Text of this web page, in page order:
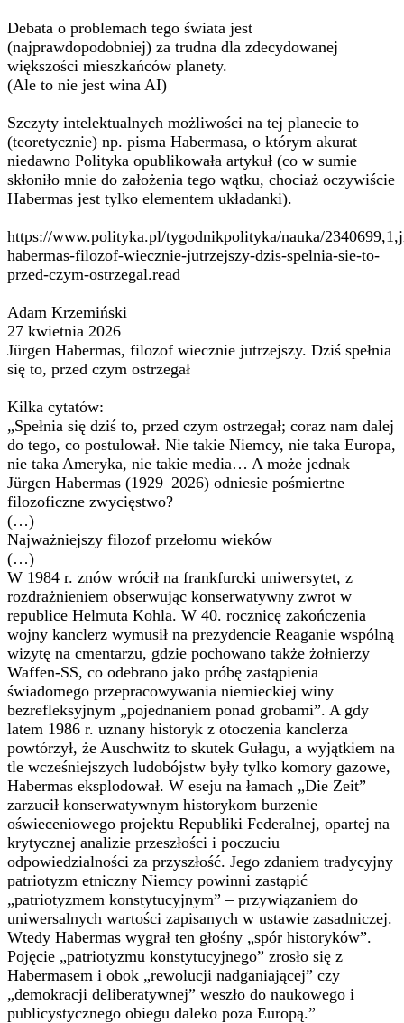
Debata o problemach tego świata jest
(najprawdopodobniej) za trudna dla zdecydowanej
większości mieszkańców planety.
(Ale to nie jest wina AI)
Szczyty intelektualnych możliwości na tej planecie to
(teoretycznie) np. pisma Habermasa, o którym akurat
niedawno Polityka opublikowała artykuł (co w sumie
skłoniło mnie do założenia tego wątku, chociaż oczywiście
Habermas jest tylko elementem układanki).
https://www.polityka.pl/tygodnikpolityka/nauka/
habermas-filozof-wiecznie-jutrzejszy-dzis-spelnia-sie-to-
przed-czym-ostrzegal.read
Adam Krzemiński
27 kwietnia 2026
Jürgen Habermas, filozof wiecznie jutrzejszy. Dziś spełnia
się to, przed czym ostrzegał
Kilka cytatów:
„Spełnia się dziś to, przed czym ostrzegał; coraz nam dalej
do tego, co postulował. Nie takie Niemcy, nie taka Europa,
nie taka Ameryka, nie takie media… A może jednak
Jürgen Habermas (1929–2026) odniesie pośmiertne
filozoficzne zwycięstwo?
(…)
Najważniejszy filozof przełomu wieków
(…)
W 1984 r. znów wrócił na frankfurcki uniwersytet, z
rozdrażnieniem obserwując konserwatywny zwrot w
republice Helmuta Kohla. W 40. rocznicę zakończenia
wojny kanclerz wymusił na prezydencie Reaganie wspólną
wizytę na cmentarzu, gdzie pochowano także żołnierzy
Waffen-SS, co odebrano jako próbę zastąpienia
świadomego przepracowywania niemieckiej winy
bezrefleksyjnym „pojednaniem ponad grobami”. A gdy
latem 1986 r. uznany historyk z otoczenia kanclerza
powtórzył, że Auschwitz to skutek Gułagu, a wyjątkiem na
tle wcześniejszych ludobójstw były tylko komory gazowe,
Habermas eksplodował. W eseju na łamach „Die Zeit”
zarzucił konserwatywnym historykom burzenie
oświeceniowego projektu Republiki Federalnej, opartej na
krytycznej analizie przeszłości i poczuciu
odpowiedzialności za przyszłość. Jego zdaniem tradycyjny
patriotyzm etniczny Niemcy powinni zastąpić
„patriotyzmem konstytucyjnym” – przywiązaniem do
uniwersalnych wartości zapisanych w ustawie zasadniczej.
Wtedy Habermas wygrał ten głośny „spór historyków”.
Pojęcie „patriotyzmu konstytucyjnego” zrosło się z
Habermasem i obok „rewolucji nadganiającej” czy
„demokracji deliberatywnej” weszło do naukowego i
publicystycznego obiegu daleko poza Europą.”